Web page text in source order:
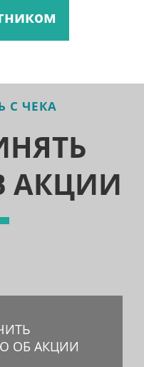
С ЧЕКА
АКЦИИ
ОБ АКЦИИ